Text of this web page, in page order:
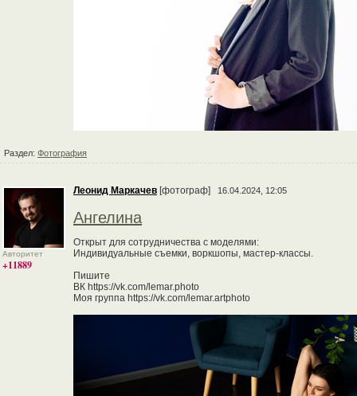
Раздел: Фотография
Авторитет
+11889
Леонид Маркачев [фотограф] 16.04.2024, 12:05
Ангелина
Открыт для сотрудничества с моделями:
Индивидуальные съемки, воркшопы, мастер-классы.
Пишите
ВК https://vk.com/lemar.photo
Моя группа https://vk.com/lemar.artphoto